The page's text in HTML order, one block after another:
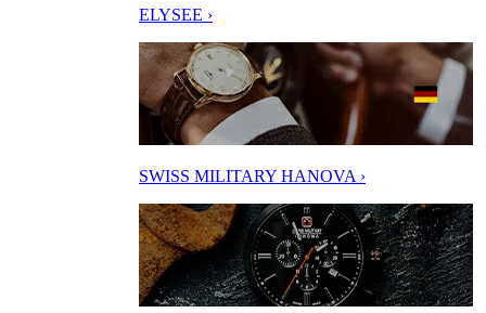
ELYSEE ›
SWISS MILITARY HANOVA ›